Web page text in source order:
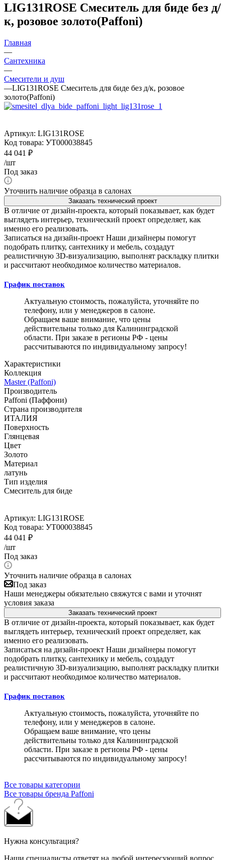
LIG131ROSE Смеситель для биде без д/
к, розовое золото(Paffoni)
Главная
—
Сантехника
—
Смесители и душ
—LIG131ROSE Смеситель для биде без д/к, розовое
золото(Paffoni)
Артикул: LIG131ROSE
Код товара: УТ000038845
44 041 ₽
/шт
Под заказ
Уточнить наличие образца в салонах
Заказать технический проект
В отличие от дизайн-проекта, который показывает, как будет
выглядеть интерьер, технический проект определяет, как
именно его реализовать.
Записаться на дизайн-проект Наши дизайнеры помогут
подобрать плитку, сантехнику и мебель, создадут
реалистичную 3D-визуализацию, выполнят раскладку плитки
и рассчитают необходимое количество материалов.
График поставок
Актуальную стоимость, пожалуйста, уточняйте по
телефону, или у менеджеров в салоне.
Обращаем ваше внимание, что цены
действительны только для Калининградской
области. При заказе в регионы РФ - цены
рассчитываются по индивидуальному запросу!
Характеристики
Коллекция
Master (Paffoni)
Производитель
Paffoni (Паффони)
Страна производителя
ИТАЛИЯ
Поверхность
Глянцевая
Цвет
Золото
Материал
латунь
Тип изделия
Смеситель для биде
Артикул: LIG131ROSE
Код товара: УТ000038845
44 041 ₽
/шт
Под заказ
Уточнить наличие образца в салонах
Под заказ
Наши менеджеры обязательно свяжутся с вами и уточнят
условия заказа
Заказать технический проект
В отличие от дизайн-проекта, который показывает, как будет
выглядеть интерьер, технический проект определяет, как
именно его реализовать.
Записаться на дизайн-проект Наши дизайнеры помогут
подобрать плитку, сантехнику и мебель, создадут
реалистичную 3D-визуализацию, выполнят раскладку плитки
и рассчитают необходимое количество материалов.
График поставок
Актуальную стоимость, пожалуйста, уточняйте по
телефону, или у менеджеров в салоне.
Обращаем ваше внимание, что цены
действительны только для Калининградской
области. При заказе в регионы РФ - цены
рассчитываются по индивидуальному запросу!
Все товары категории
Все товары бренда Paffoni
Нужна консультация?
Наши специалисты ответят на любой интересующий вопрос